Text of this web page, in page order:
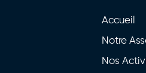
Accueil
Notre
Nos